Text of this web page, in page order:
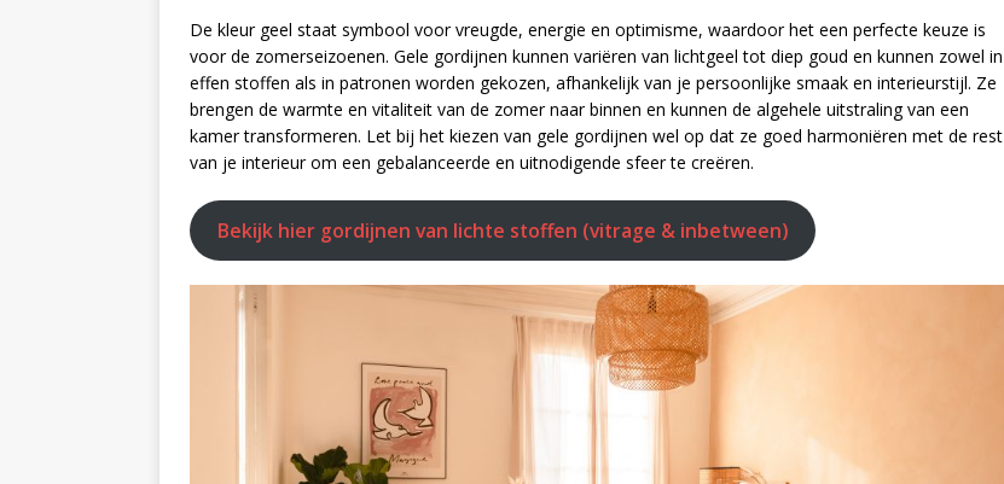
De kleur geel staat symbool voor vreugde, energie en optimisme, waardoor het een perfecte keuze is
voor de zomerseizoenen. Gele gordijnen kunnen variëren van lichtgeel tot diep goud en kunnen zowel in
effen stoffen als in patronen worden gekozen, afhankelijk van je persoonlijke smaak en interieurstijl. Ze
brengen de warmte en vitaliteit van de zomer naar binnen en kunnen de algehele uitstraling van een
kamer transformeren. Let bij het kiezen van gele gordijnen wel op dat ze goed harmoniëren met de rest
van je interieur om een gebalanceerde en uitnodigende sfeer te creëren.
Bekijk hier gordijnen van lichte stoffen (vitrage & inbetween)